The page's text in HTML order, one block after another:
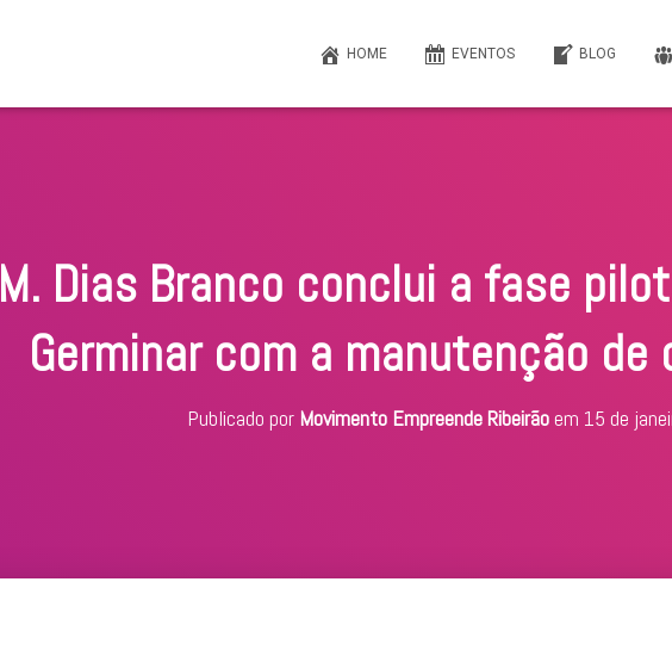
HOME EVENTOS BLOG
M. Dias Branco conclui a fase
Germinar com a manutenção
Publicado por Movimento Empreende Ribeirãoem 15 de